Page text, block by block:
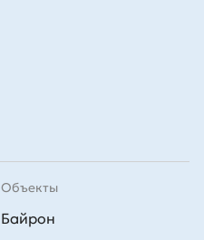
Объекты
Байрон